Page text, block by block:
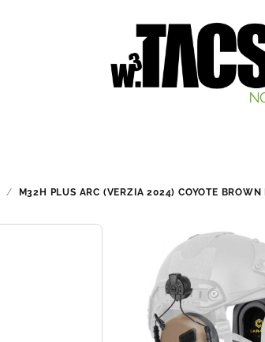
/ M32H PLUS ARC (VERZIA 2024) COYOTE BROWN